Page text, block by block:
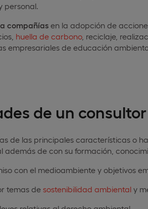
personal.
compañías en la adopción de
huella de carbono, reciclaje,
empresariales de educación
de un
de las principales características o
además de con su formación,
con el medioambiente y objetivos
temas de sostenibilidad ambiental y